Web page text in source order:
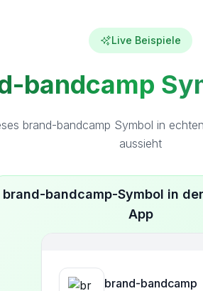
Live Beispiele
bandcamp
brand-bandcamp Symbol in
aussieht
brand-bandcamp-Symbol in
App
brand-bandcamp